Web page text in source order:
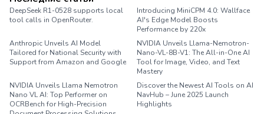
DeepSeek R1-0528 supports local
tool calls in OpenRouter.
Introducing MiniCPM 4.0: Wallface
AI's Edge Model Boosts
Performance by 220x
Anthropic Unveils AI Model
Tailored for National Security with
Support from Amazon and Google
NVIDIA Unveils Llama-Nemotron-
Nano-VL-8B-V1: The All-in-One AI
Tool for Image, Video, and Text
Mastery
NVIDIA Unveils Llama Nemotron
Nano VL AI: Top Performer on
OCRBench for High-Precision
Discover the Newest AI Tools on AI
NavHub – June 2025 Launch
Highlights